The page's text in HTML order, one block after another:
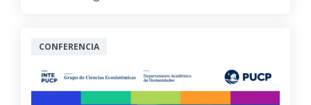
CONFERENCIA